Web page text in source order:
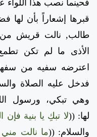
فحينما نصب هذا
قبرها إشعاراً بأن لها
طالب, نالت قريش من
الأذى ما لم تكن
اعترضه سفيه من
فدخل عليه الصلاة
وهي تبكي، ورسول
لها:((لا تبكِ يا بنية فإن
والسلام:((ما نالت